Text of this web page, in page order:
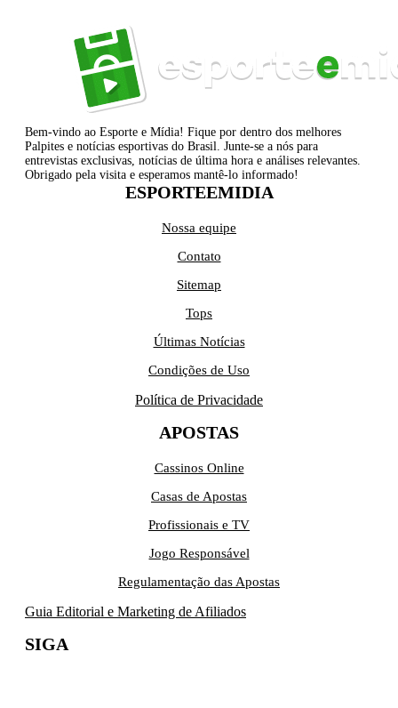
Bem-vindo ao Esporte e Mídia! Fique por dentro dos melhores
Palpites e notícias esportivas do Brasil. Junte-se a nós para
entrevistas exclusivas, notícias de última hora e análises relevantes.
Obrigado pela visita e esperamos mantê-lo informado!
ESPORTEEMIDIA
Nossa equipe
Contato
Sitemap
Tops
Últimas Notícias
Condições de Uso
Política de Privacidade
APOSTAS
Cassinos Online
Casas de Apostas
Profissionais e TV
Jogo Responsável
Regulamentação das Apostas
Guia Editorial e Marketing de Afiliados
SIGA